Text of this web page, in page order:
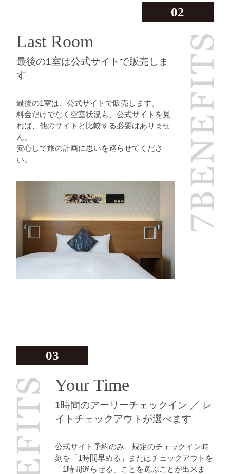
02
Last Room
最後の1室は公式サイトで販売しま
す
最後の1室は、公式サイトで販売します。
料金だけでなく空室状況も、公式サイトを見
れば、他のサイトと比較する必要はありませ
ん。
安心して旅の計画に思いを巡らせてくださ
い。
03
Your Time
1時間のアーリーチェックイン ／ レ
イトチェックアウトが選べます
公式サイト予約のみ、規定のチェックイン時
刻を「1時間早める」またはチェックアウトを
「1時間遅らせる」ことを選ぶことが出来ま